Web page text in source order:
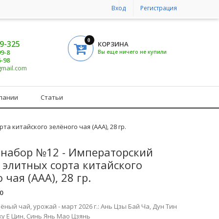
Регистрация
Вход
325
8
98
0 КОРЗИНА
Вы еще ничего не купили
Статьи
китайского зелёного чая (ААА), 28 гр.
№12 - Императорский
сорта китайского
чая (ААА), 28 гр.
чай, урожай - март 2026 г.: Ань Цзы Бай Ча, Дун Тин
Е Цин, Синь Янь Мао Цзянь